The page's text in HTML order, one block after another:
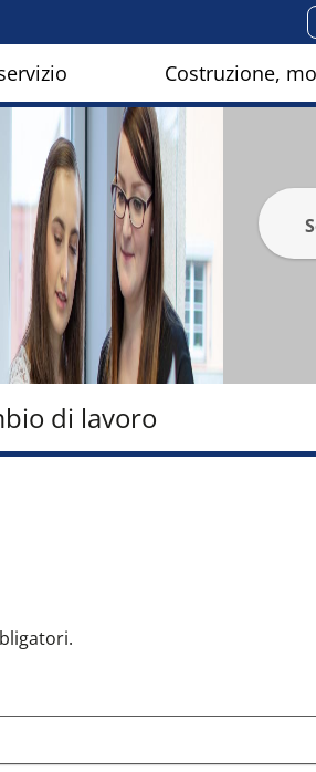
Costruzione,
di lavoro